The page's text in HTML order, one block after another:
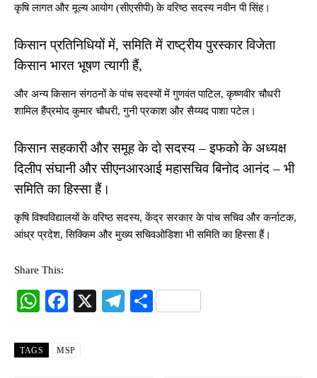
कृषि लागत और मूल्य आयोग (सीएसीपी) के वरिष्ठ सदस्य नवीन पी सिंह।
किसान प्रतिनिधियों में, समिति में राष्ट्रीय पुरस्कार विजेता
किसान भारत भूषण त्यागी हैं,
और अन्य किसान संगठनों के पांच सदस्यों में गुणवंत पाटिल, कृष्णवीर चौधरी
शामिल हैंप्रमोद कुमार चौधरी, गुनी प्रकाश और सैय्यद पाशा पटेल।
किसान सहकारी और समूह के दो सदस्य – इफको के अध्यक्ष
दिलीप संघानी और सीएनआरआई महासचिव बिनोद आनंद – भी
समिति का हिस्सा हैं।
कृषि विश्वविद्यालयों के वरिष्ठ सदस्य, केंद्र सरकार के पांच सचिव और कर्नाटक,
आंध्र प्रदेश, सिक्किम और मुख्य सचिवओडिशा भी समिति का हिस्सा हैं।
Share This:
W
ts
Fa
bo
X
Te S
TAGS MSP